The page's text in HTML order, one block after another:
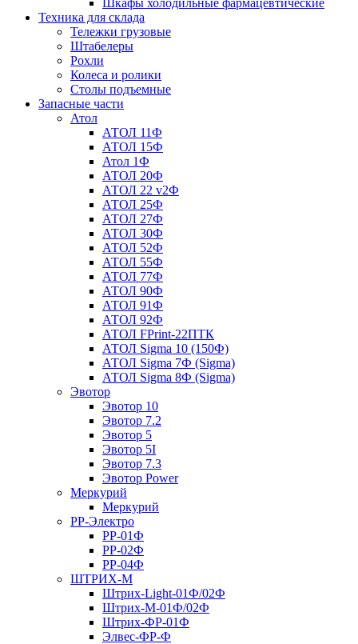
Техника для склада
Тележки грузовые
Штабелеры
Рохли
Колеса и ролики
Столы подъемные
Запасные части
Атол
АТОЛ 11Ф
АТОЛ 15Ф
Атол 1Ф
АТОЛ 20Ф
АТОЛ 22 v2Ф
АТОЛ 25Ф
АТОЛ 27Ф
АТОЛ 30Ф
АТОЛ 52Ф
АТОЛ 55Ф
АТОЛ 77Ф
АТОЛ 90Ф
АТОЛ 91Ф
АТОЛ 92Ф
АТОЛ FPrint-22ПТК
АТОЛ Sigma 10 (150Ф)
АТОЛ Sigma 7Ф (Sigma)
АТОЛ Sigma 8Ф (Sigma)
Эвотор
Эвотор 10
Эвотор 7.2
Эвотор 5
Эвотор 5I
Эвотор 7.3
Эвотор Power
Меркурий
Меркурий
РР-Электро
РР-01Ф
РР-02Ф
РР-04Ф
ШТРИХ-М
Штрих-Light-01Ф/02Ф
Штрих-М-01Ф/02Ф
Штрих-ФР-01Ф
Элвес-ФР-Ф